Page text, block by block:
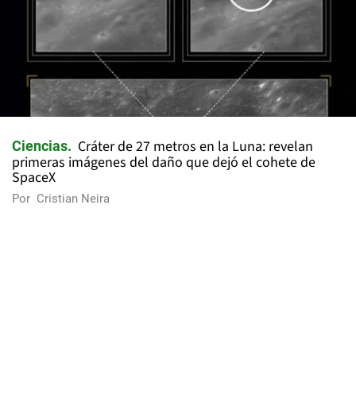
Ciencias
Cráter de 27 metros en la Luna: revelan
primeras imágenes del daño que dejó el cohete de
SpaceX
Por Cristian Neira